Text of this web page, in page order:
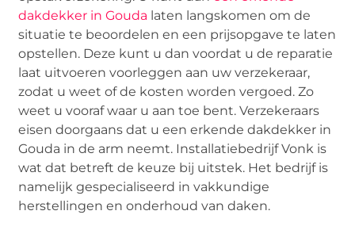
dakdekker in Gouda laten langskomen om de
situatie te beoordelen en een prijsopgave te laten
opstellen. Deze kunt u dan voordat u de reparatie
laat uitvoeren voorleggen aan uw verzekeraar,
zodat u weet of de kosten worden vergoed. Zo
weet u vooraf waar u aan toe bent. Verzekeraars
eisen doorgaans dat u een erkende dakdekker in
Gouda in de arm neemt. Installatiebedrijf Vonk is
wat dat betreft de keuze bij uitstek. Het bedrijf is
namelijk gespecialiseerd in vakkundige
herstellingen en onderhoud van daken.